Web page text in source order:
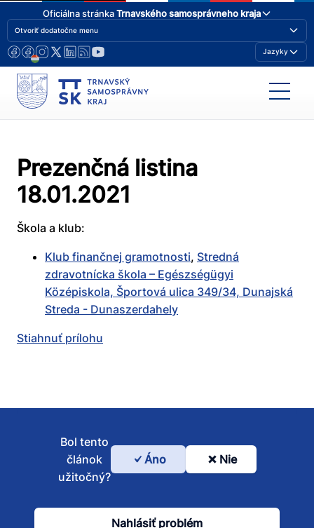
Oficiálna stránkaTrnavského samosprávneho kraja
Otvoriť dodatočne menu
Jazyky
Prezenčná listina
18.01.2021
Škola a klub:
Klub finančnej gramotnosti, Stredná
zdravotnícka škola – Egészségügyi
Középiskola, Športová ulica 349/34, Dunajská
Streda - Dunaszerdahely
Stiahnuť prílohu
Bol
článok
Bol tento
článok
užitočný?
Áno Nie
Nahlásiť problém